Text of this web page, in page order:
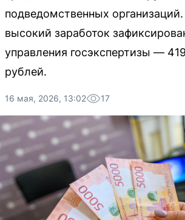
подведомственных
высокий заработок
управления госэкспертизы —
рублей.
16 мая, 2026, 13:02 17